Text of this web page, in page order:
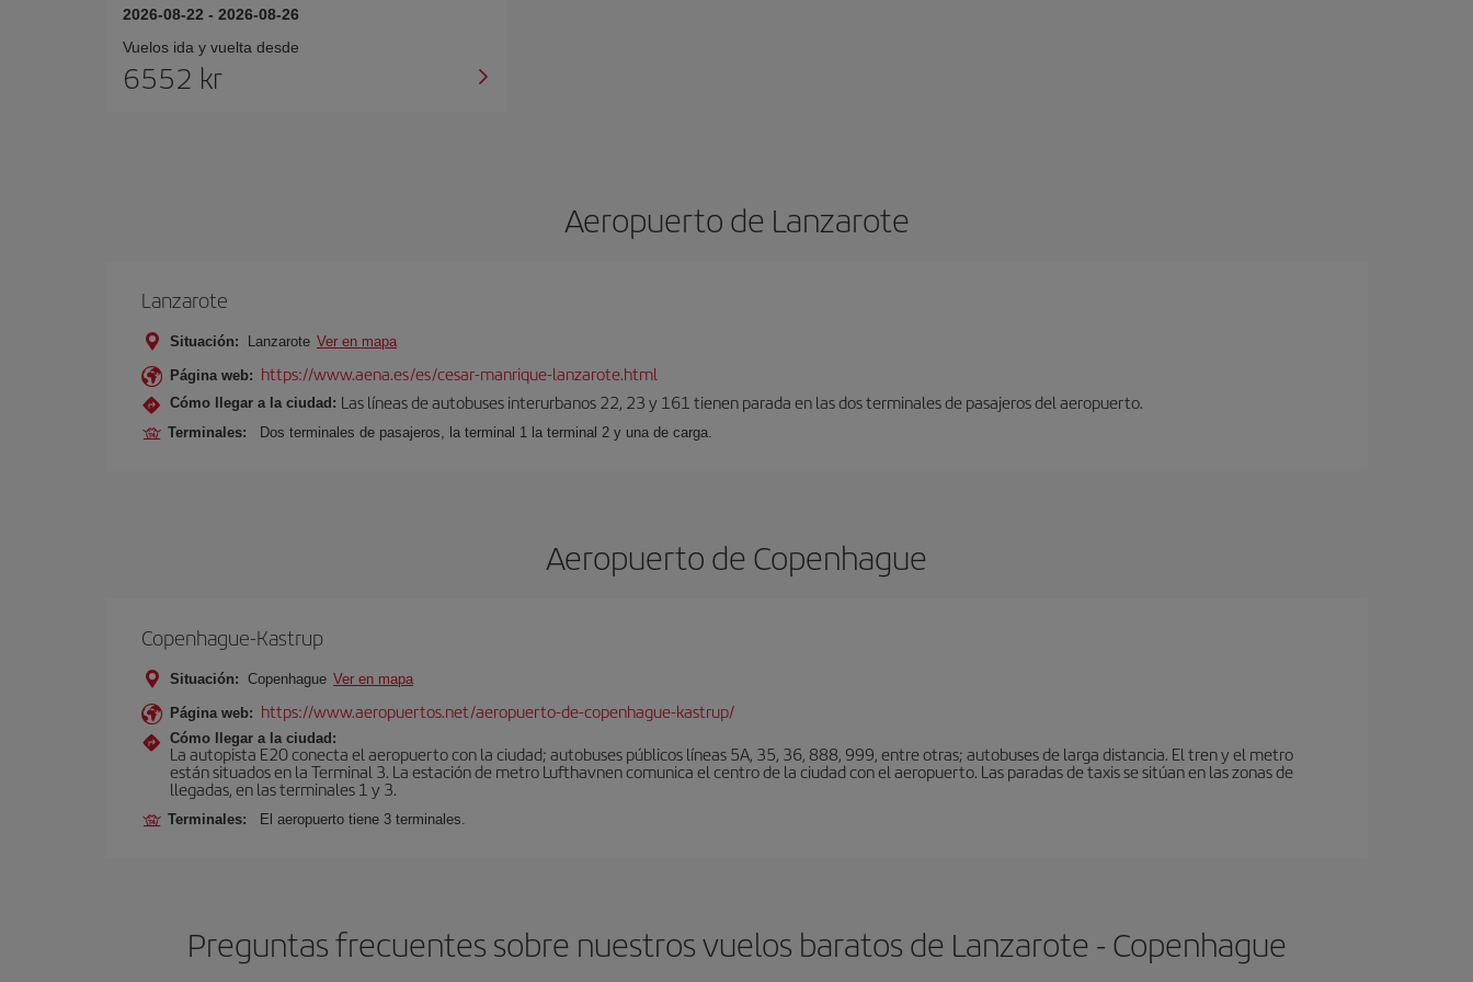
2026-08-22 - 2026-08-26
Vuelos ida y vuelta desde
6552 kr
Aeropuerto de Lanzarote
Lanzarote
Situación: Lanzarote Ver en mapa
Página web: https://www.aena.es/es/cesar-manrique-lanzarote.html
Cómo llegar a la ciudad: Las líneas de autobuses interurbanos 22, 23 y 161 tienen parada en las dos terminales de pasajeros del aeropuerto.
Terminales: Dos terminales de pasajeros, la terminal 1 la terminal 2 y una de carga.
Aeropuerto de Copenhague
Copenhague-Kastrup
Situación: Copenhague Ver en mapa
Página web: https://www.aeropuertos.net/aeropuerto-de-copenhague-kastrup/
Cómo llegar a la ciudad:
La autopista E20 conecta el aeropuerto con la ciudad; autobuses públicos líneas 5A, 35, 36, 888, 999, entre otras; autobuses de larga distancia. El tren y el metro
están situados en la Terminal 3. La estación de metro Lufthavnen comunica el centro de la ciudad con el aeropuerto. Las paradas de taxis se sitúan en las zonas de
llegadas, en las terminales 1 y 3.
Terminales: El aeropuerto tiene 3 terminales.
Preguntas frecuentes sobre nuestros vuelos baratos de Lanzarote - Copenhague